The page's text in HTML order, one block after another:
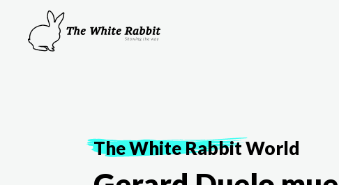
The White RabbitWorld